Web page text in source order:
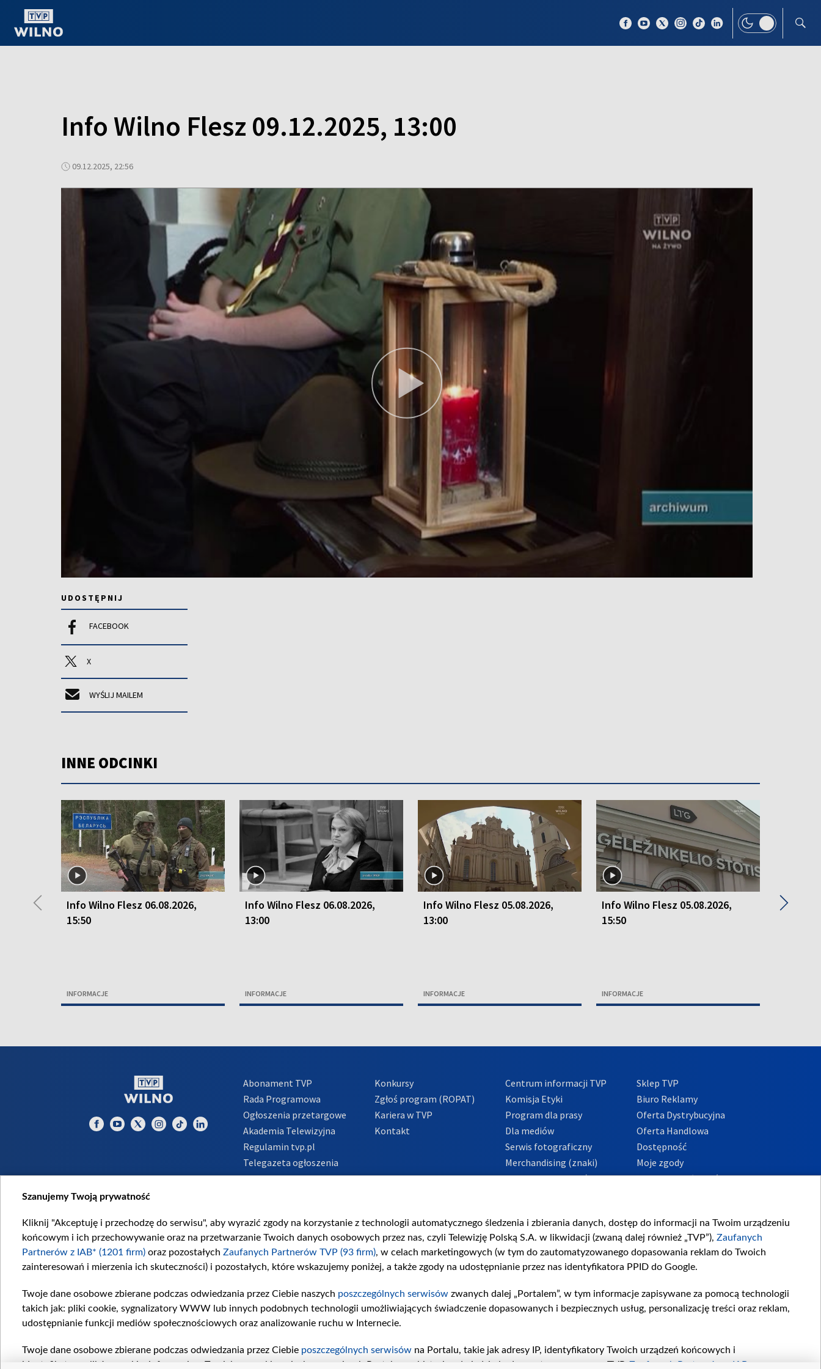
Info Wilno Flesz 09.12.2025, 13:00
09.12.2025, 22:56
UDOSTĘPNIJ
FACEBOOK
X
WYŚLIJ MAILEM
INNE ODCINKI
Info Wilno Flesz 06.08.2026,
15:50
INFORMACJE
Info Wilno Flesz 06.08.2026,
13:00
INFORMACJE
Info Wilno Flesz 05.08.2026,
13:00
INFORMACJE
Info Wilno Flesz 05.08.2026,
15:50
INFORMACJE
Info
◀ ▶
Abonament TVP
Rada Programowa
Ogłoszenia przetargowe
Akademia Telewizyjna
Regulamin tvp.pl
Telegazeta ogłoszenia
Informacje o nadawcy
Konkursy
Zgłoś program (ROPAT)
Kariera w TVP
Kontakt
Centrum informacji TVP
Komisja Etyki
Program dla prasy
Dla mediów
Serwis fotograficzny
Merchandising (znaki)
Polityka Prywatności
Sklep TVP
Biuro Reklamy
Oferta Dystrybucyjna
Oferta Handlowa
Dostępność
Moje zgody
Procedura zgłoszeń
Szanujemy Twoją prywatność
Kliknij "Akceptuję i przechodzę do serwisu", aby wyrazić zgody na korzystanie z technologii automatycznego śledzenia i zbierania danych, dostęp do informacji na Twoim urządzeniu
końcowym i ich przechowywanie oraz na przetwarzanie Twoich danych osobowych przez nas, czyli Telewizję Polską S.A. w likwidacji (zwaną dalej również „TVP”), Zaufanych
Partnerów z IAB* (1201 firm) oraz pozostałych Zaufanych Partnerów TVP (93 firm), w celach marketingowych (w tym do zautomatyzowanego dopasowania reklam do Twoich
zainteresowań i mierzenia ich skuteczności) i pozostałych, które wskazujemy poniżej, a także zgody na udostępnianie przez nas identyfikatora PPID do Google.
Twoje dane osobowe zbierane podczas odwiedzania przez Ciebie naszych poszczególnych serwisów zwanych dalej „Portalem”, w tym informacje zapisywane za pomocą technologii
takich jak: pliki cookie, sygnalizatory WWW lub innych podobnych technologii umożliwiających świadczenie dopasowanych i bezpiecznych usług, personalizację treści oraz reklam,
udostępnianie funkcji mediów społecznościowych oraz analizowanie ruchu w Internecie.
Twoje dane osobowe zbierane podczas odwiedzania przez Ciebie poszczególnych serwisów na Portalu, takie jak adresy IP, identyfikatory Twoich urządzeń końcowych i
identyfikatory plików cookie, informacje o Twoich wyszukiwaniach w serwisach Portalu czy historia odwiedzin będą przetwarzane przez TVP, Zaufanych Partnerów z IAB